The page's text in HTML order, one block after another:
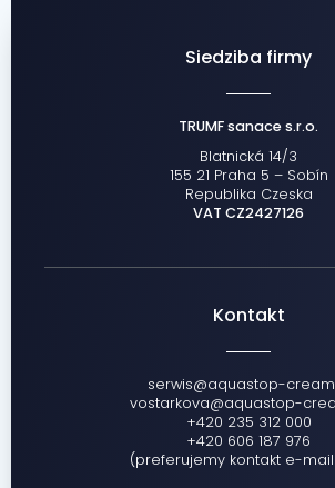
Siedziba firmy
TRUMF sanace s.r.o.
Blatnická 14/3
155 21 Praha 5 – Sobín
Republika Czeska
VAT CZ2427126
Kontakt
serwis@aquastop-
vostarkova@aquastop-
+420 235 312 000
+420 606 187 976
(preferujemy kontakt e-